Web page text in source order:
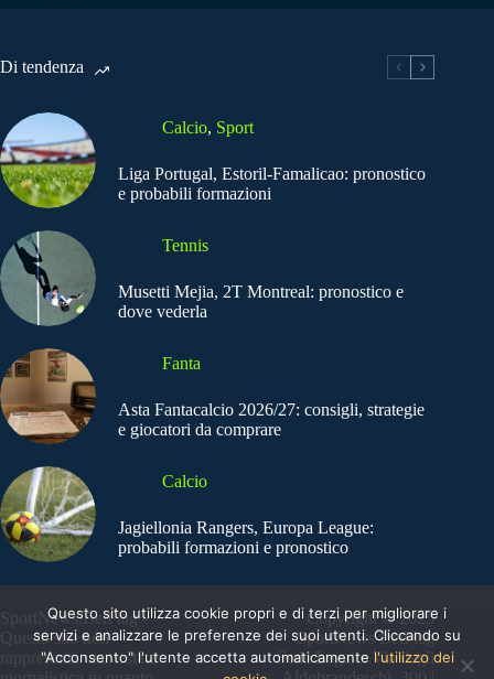
Di tendenza
Calcio, Sport
Liga Portugal, Estoril-Famalicao: pronostico
e probabili formazioni
Tennis
Musetti Mejia, 2T Montreal: pronostico e
dove vederla
Fanta
Asta Fantacalcio 2026/27: consigli, strategie
e giocatori da comprare
Calcio
Jagiellonia Rangers, Europa League:
probabili formazioni e pronostico
SportNews.BetFlag -
Questo sito non
rappresenta una testata
Copyright © 2025
SportNews BetFlag
Sede Legale: Via degli
Questo sito utilizza cookie propri e di terzi per migliorare i
servizi e analizzare le preferenze dei suoi utenti. Cliccando su
"Acconsento" l'utente accetta automaticamente l'utilizzo dei